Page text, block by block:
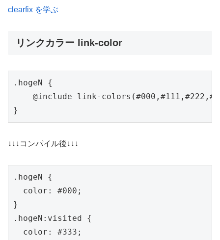
clearfix を学ぶ
リンクカラー link-color
.hogeN {
@include link-
}
↓↓↓コンパイル後↓↓↓
.hogeN {
  color: #000;
}
.hogeN:visited {
  color: #333;